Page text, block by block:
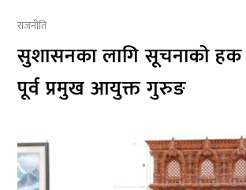
राजनीति
सुशासनका लागि सूचनाको हक
पूर्व प्रमुख आयुक्त गुरुङ